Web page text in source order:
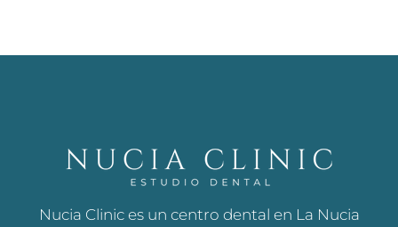
Nucia Clinic es un centro dental en La Nucia